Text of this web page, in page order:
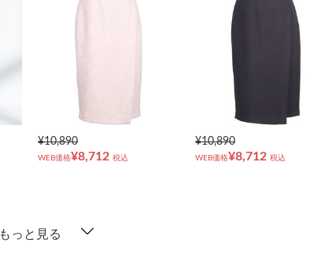
¥10,890
WEB価格¥8,712 税込
¥10,890
WEB価格¥8,712 税込
もっと見る